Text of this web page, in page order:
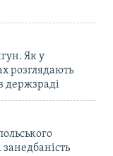
Як у
розглядають
держзраді